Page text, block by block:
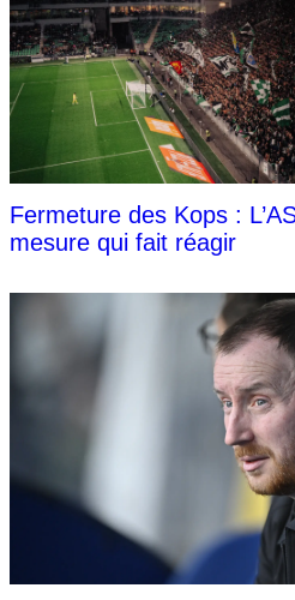
Fermeture des Kops :
mesure qui fait réagir